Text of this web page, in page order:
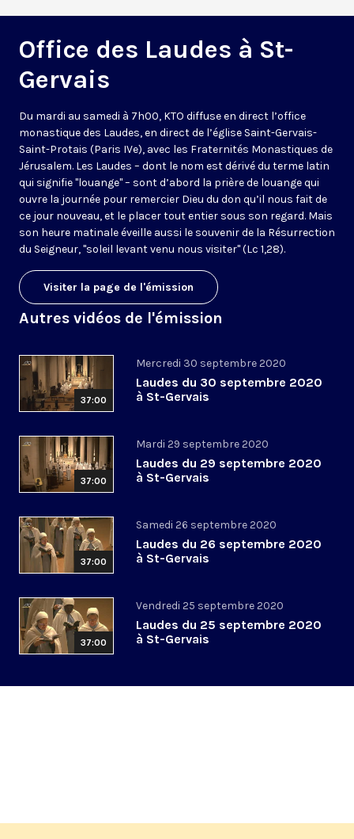
Office des Laudes à St-
Gervais
Du mardi au samedi à 7h00, KTO diffuse en direct l’office
monastique des Laudes, en direct de l’église Saint-Gervais-
Saint-Protais (Paris IVe), avec les Fraternités Monastiques de
Jérusalem. Les Laudes – dont le nom est dérivé du terme latin
qui signifie "louange" – sont d’abord la prière de louange qui
ouvre la journée pour remercier Dieu du don qu’il nous fait de
ce jour nouveau, et le placer tout entier sous son regard. Mais
son heure matinale éveille aussi le souvenir de la Résurrection
du Seigneur, "soleil levant venu nous visiter" (Lc 1,28).
Visiter la page de l'émission
Autres vidéos de l'émission
37:00
Mercredi 30 septembre 2020
Laudes du 30 septembre 2020
à St-Gervais
37:00
Mardi 29 septembre 2020
Laudes du 29 septembre 2020
à St-Gervais
37:00
Samedi 26 septembre 2020
Laudes du 26 septembre 2020
à St-Gervais
37:00
Vendredi 25 septembre 2020
Laudes du 25 septembre 2020
à St-Gervais